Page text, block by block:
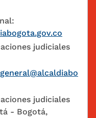
judiciales
judiciales
- Bogotá,